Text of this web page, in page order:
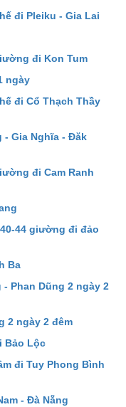
đi Pleiku - Gia Lai
đi Kon Tum
ngày
đi Cổ Thạch Thầy
Gia Nghĩa - Đăk
đi Cam Ranh
44 giường đi đảo
Ba
Phan Dũng 2 ngày 2
2 ngày 2 đêm
Bảo Lộc
đi Tuy Phong Bình
- Đà Nẵng